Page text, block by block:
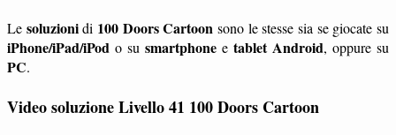
Le soluzionidi 100 Doors Cartoon sono le stesse sia se giocate su
iPhone/iPad/iPod o su smartphone e tablet Android, oppure su
PC.
Video soluzione Livello 41 100 Doors Cartoon